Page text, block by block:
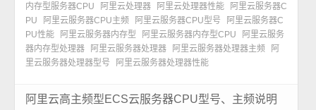
内存型服务器CPU
阿里云处理器 阿里云处理器性能
阿里云服务器C
PU
阿里云服务器CPU主频 阿里云服务器CPU型号
阿里云服务器C
PU性能
阿里云服务器内存型 阿里云服务器内存型CPU
阿里云服务
器内存型处理器
阿里云服务器处理器 阿里云服务器处理器主频
阿
里云服务器处理器型号
阿里云服务器处理器性能
阿里云高主频型ECS云服务器CPU型号、主频说明